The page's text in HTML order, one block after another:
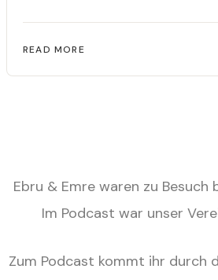
READ MORE
Ebru & Emre waren zu Besuch
Im Podcast war unser
Zum Podcast kommt ihr durch